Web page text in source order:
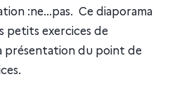
:ne…pas. Ce diaporama
petits exercices de
présentation du point de